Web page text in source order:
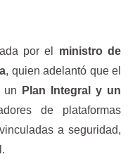
por el ministro de
, quien adelantó que el
un
Plan Integral y un
de plataformas
a seguridad,